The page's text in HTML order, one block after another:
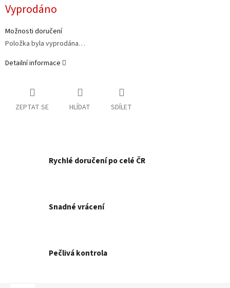
cena:
Vyprodáno
Možnosti doručení
Položka byla vyprodána…
Detailní informace
ZEPTAT SE HLÍDAT SDÍLET
Rychlé doručení po celé ČR
Snadné vrácení
Pečlivá kontrola